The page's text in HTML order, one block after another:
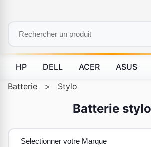
HP DELL ACER ASUS
Batterie > Stylo
Batterie stylo